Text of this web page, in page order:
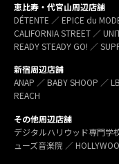
恵比寿・代官山周辺店舗
DÉTENTE ／ EPICE du
CALIFORNIA STREET ／
READY STEADY GO! ／
新宿周辺店舗
ANAP ／ BABY SHOOP ／
REACH
その他周辺店舗
デジタルハリウッド専門学
ューズ音楽院 ／